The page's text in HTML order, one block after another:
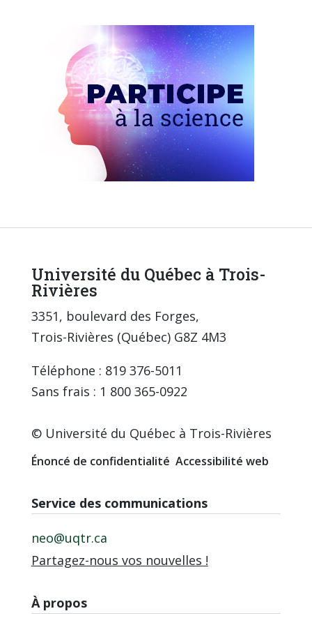
Université du Québec à Trois-
Rivières
3351, boulevard des Forges,
Trois-Rivières (Québec) G8Z 4M3
Téléphone : 819 376-5011
Sans frais : 1 800 365-0922
© Université du Québec à Trois-Rivières
Énoncé de confidentialité Accessibilité web
Service des communications
neo@uqtr.ca
Partagez-nous vos nouvelles !
À propos